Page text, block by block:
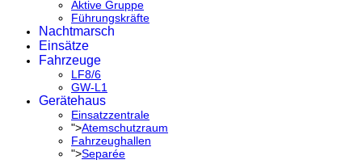
Aktive Gruppe
Führungskräfte
Nachtmarsch
Einsätze
Fahrzeuge
LF8/6
GW-L1
Gerätehaus
Einsatzzentrale
">Atemschutzraum
Fahrzeughallen
">Separée